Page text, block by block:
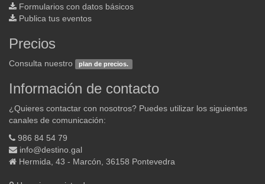
Formularios con datos básicos
Publica tus eventos
Precios
Consulta nuestro plan de precios.
Información de contacto
¿Quieres contactar con nosotros? Puedes utilizar los siguientes
canales de comunicación:
986 84 54 79
info@destino.gal
Hermida, 43 - Marcón, 36158 Pontevedra